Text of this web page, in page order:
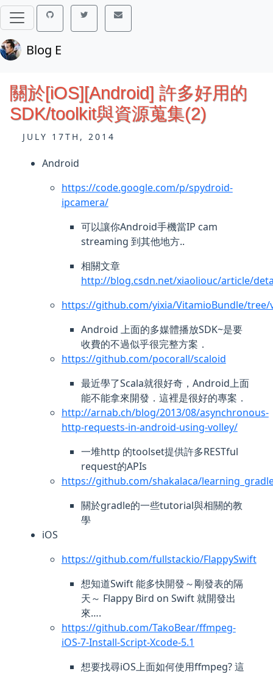
Blog E
關於[iOS][Android] 許多好用的
SDK/toolkit與資源蒐集(2)
JULY 17TH, 2014
Android
https://code.google.com/p/spydroid-
ipcamera/
可以讓你Android手機當IP cam
streaming 到其他地方..
相關文章
http://blog.csdn.net/xiaoliouc/article/
https://github.com/yixia/VitamioBundle/tree/
Android 上面的多媒體播放SDK~是要
收費的不過似乎很完整方案．
https://github.com/pocorall/scaloid
最近學了Scala就很好奇，Android上面
能不能拿來開發．這裡是很好的專案．
http://arnab.ch/blog/2013/08/asynchronous-
http-requests-in-android-using-volley/
一堆http 的toolset提供許多RESTful
request的APIs
https://github.com/shakalaca/
關於gradle的一些tutorial與相關的教
學
iOS
https://github.com/fullstackio/FlappySwift
想知道Swift 能多快開發～剛發表的隔
天～ Flappy Bird on Swift 就開發出
來….
https://github.com/TakoBear/ffmpeg-
iOS-7-Install-Script-Xcode-5.1
想要找尋iOS上面如何使用ffmpeg? 這